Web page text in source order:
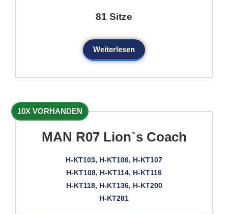
81 Sitze
Weiterlesen
10X VORHANDEN
MAN R07 Lion`s Coach
H-KT103, H-KT106, H-KT107
H-KT108, H-KT114, H-KT116
H-KT118, H-KT136, H-KT200
H-KT281